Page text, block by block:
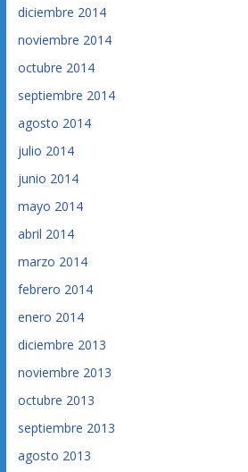
diciembre 2014
noviembre 2014
octubre 2014
septiembre 2014
agosto 2014
julio 2014
junio 2014
mayo 2014
abril 2014
marzo 2014
febrero 2014
enero 2014
diciembre 2013
noviembre 2013
octubre 2013
septiembre 2013
agosto 2013